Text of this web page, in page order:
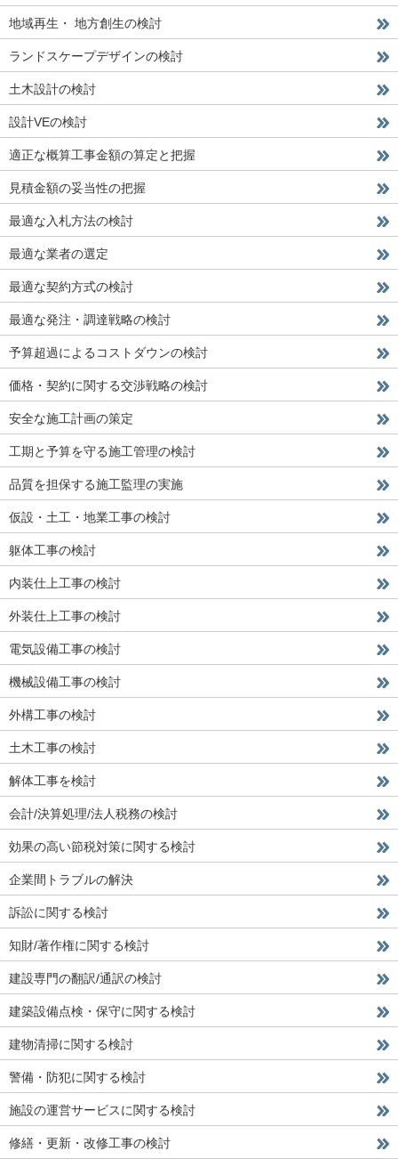
地域再生・ 地方創生の検討
ランドスケープデザインの検討
土木設計の検討
設計VEの検討
適正な概算工事金額の算定と把握
見積金額の妥当性の把握
最適な入札方法の検討
最適な業者の選定
最適な契約方式の検討
最適な発注・調達戦略の検討
予算超過によるコストダウンの検討
価格・契約に関する交渉戦略の検討
安全な施工計画の策定
工期と予算を守る施工管理の検討
品質を担保する施工監理の実施
仮設・土工・地業工事の検討
躯体工事の検討
内装仕上工事の検討
外装仕上工事の検討
電気設備工事の検討
機械設備工事の検討
外構工事の検討
土木工事の検討
解体工事を検討
会計/決算処理/法人税務の検討
効果の高い節税対策に関する検討
企業間トラブルの解決
訴訟に関する検討
知財/著作権に関する検討
建設専門の翻訳/通訳の検討
建築設備点検・保守に関する検討
建物清掃に関する検討
警備・防犯に関する検討
施設の運営サービスに関する検討
修繕・更新・改修工事の検討